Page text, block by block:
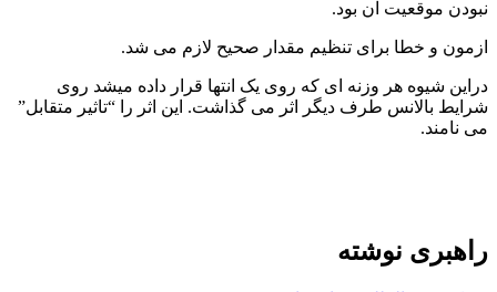
نبودن موقعیت ان بود.
ازمون و خطا برای تنظیم مقدار صحیح لازم می شد.
دراین شیوه هر وزنه ای که روی یک انتها قرار داده میشد روی
شرایط بالانس طرف دیگر اثر می گذاشت. این اثر را “تاثیر متقابل”
می نامند.
راهبری نوشته